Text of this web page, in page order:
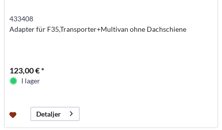
433408
Adapter für F35,Transporter+Multivan ohne Dachschiene
123,00 € *
I lager
Detaljer